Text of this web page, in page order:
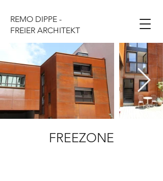
REMO DIPPE -
FREIER ARCHITEKT
FREEZONE